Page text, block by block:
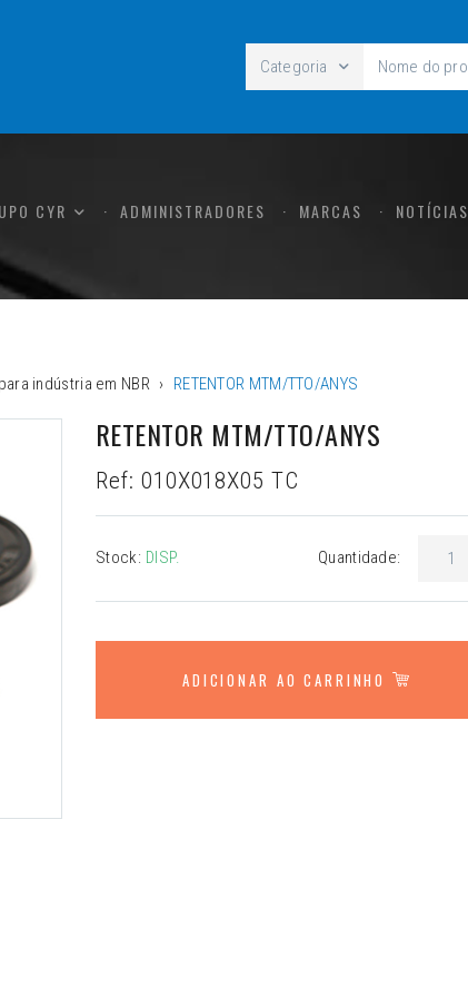
Categoria
CYR ADMINISTRADORES MARCAS NOTÍCIAS
indústria em NBR RETENTOR MTM/TTO/ANYS
RETENTOR MTM/TTO/ANYS
Ref: 010X018X05 TC
Stock: DISP. Quantidade:
ADICIONAR AO CARRINHO